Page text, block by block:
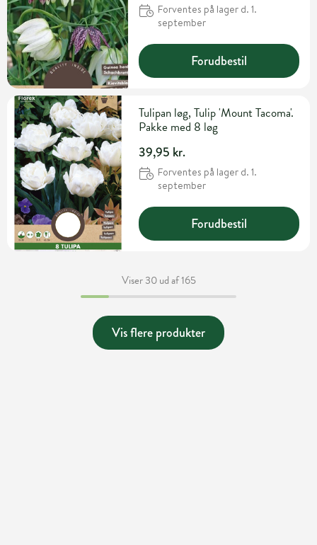
Forventes på lager d. 1.
september
Forudbestil
Tulipan løg, Tulip 'Mount Tacoma'.
Pakke med 8 løg
39,95 kr.
Forventes på lager d. 1.
september
Forudbestil
Viser 30 ud af 165
Vis flere produkter